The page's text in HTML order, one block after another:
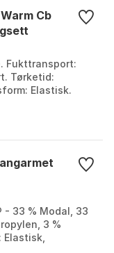
Cb
Fukttransport:
Tørketid:
Elastisk.
33 % Modal, 33
3 %